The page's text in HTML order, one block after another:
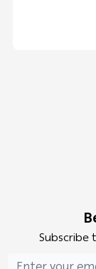
Subscribe